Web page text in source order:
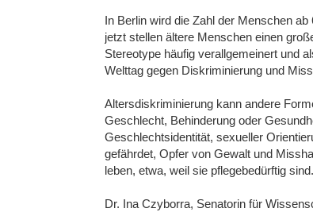
In Berlin wird die Zahl der Menschen
jetzt stellen ältere Menschen einen
Stereotype häufig verallgemeinert und
Welttag gegen Diskriminierung und
Altersdiskriminierung kann andere
Geschlecht, Behinderung oder
Geschlechtsidentität, sexueller
gefährdet, Opfer von Gewalt und
leben, etwa, weil sie pflegebedürftig sind.
Dr. Ina Czyborra, Senatorin für